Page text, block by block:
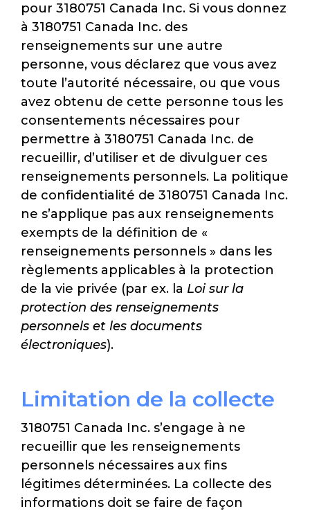
pour 3180751 Canada Inc. Si vous donnez
à 3180751 Canada Inc. des
renseignements sur une autre
personne, vous déclarez que vous avez
toute l’autorité nécessaire, ou que vous
avez obtenu de cette personne tous les
consentements nécessaires pour
permettre à 3180751 Canada Inc. de
recueillir, d’utiliser et de divulguer ces
renseignements personnels. La politique
de confidentialité de 3180751 Canada Inc.
ne s’applique pas aux renseignements
exempts de la définition de «
renseignements personnels » dans les
règlements applicables à la protection
de la vie privée (par ex. la Loi sur la
protection des renseignements
personnels et les documents
électroniques).
Limitation de la collecte
3180751 Canada Inc. s’engage à ne
recueillir que les renseignements
personnels nécessaires aux fins
légitimes déterminées. La collecte des
informations doit se faire de façon